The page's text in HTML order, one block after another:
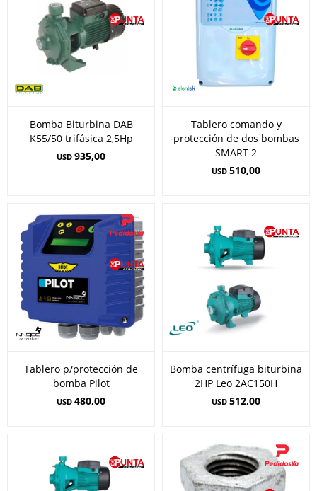
Bomba Biturbina DAB
K55/50 trifásica 2,5Hp
USD 935,00
Tablero comando y
protección de dos bombas
SMART 2
USD 510,00
Tablero p/protección de
bomba Pilot
USD 480,00
Bomba centrífuga biturbina
2HP Leo 2AC150H
USD 512,00